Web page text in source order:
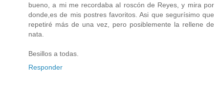
bueno, a mi me recordaba al roscón de Reyes, y mira por
donde,es de mis postres favoritos. Asi que segurísimo que
repetiré más de una vez, pero posiblemente la rellene de
nata.
Besillos a todas.
Responder